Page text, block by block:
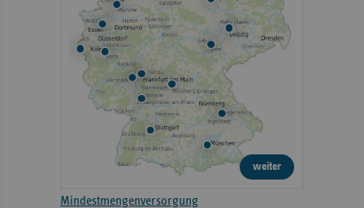
weiter
Mindestmengenversorgung